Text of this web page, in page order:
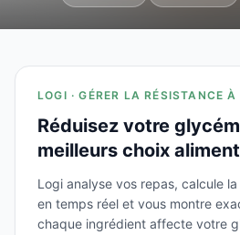
LOGI · GÉRER LA RÉSISTANCE
Réduisez votre
meilleurs choix
Logi analyse vos repas, calcule
en temps réel et vous montre
chaque ingrédient affecte votre